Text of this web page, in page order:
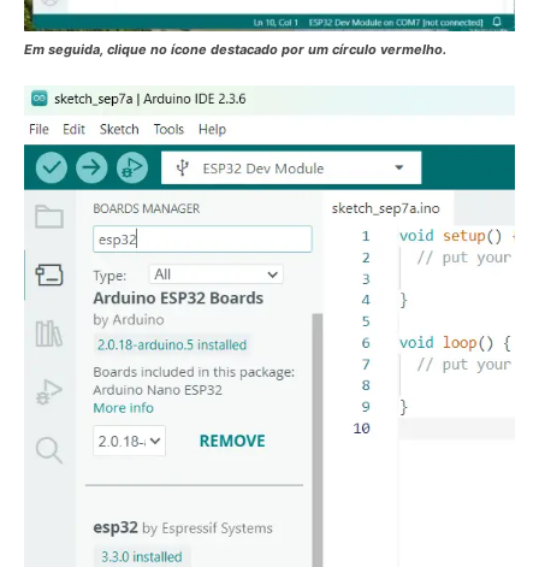
Em seguida, clique no ícone destacado por um círculo vermelho.